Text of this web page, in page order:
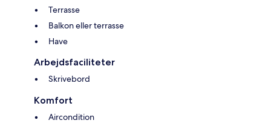
Terrasse
Balkon eller terrasse
Have
Arbejdsfaciliteter
Skrivebord
Komfort
Aircondition